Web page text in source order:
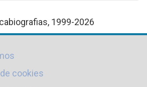
1999-2026
cookies